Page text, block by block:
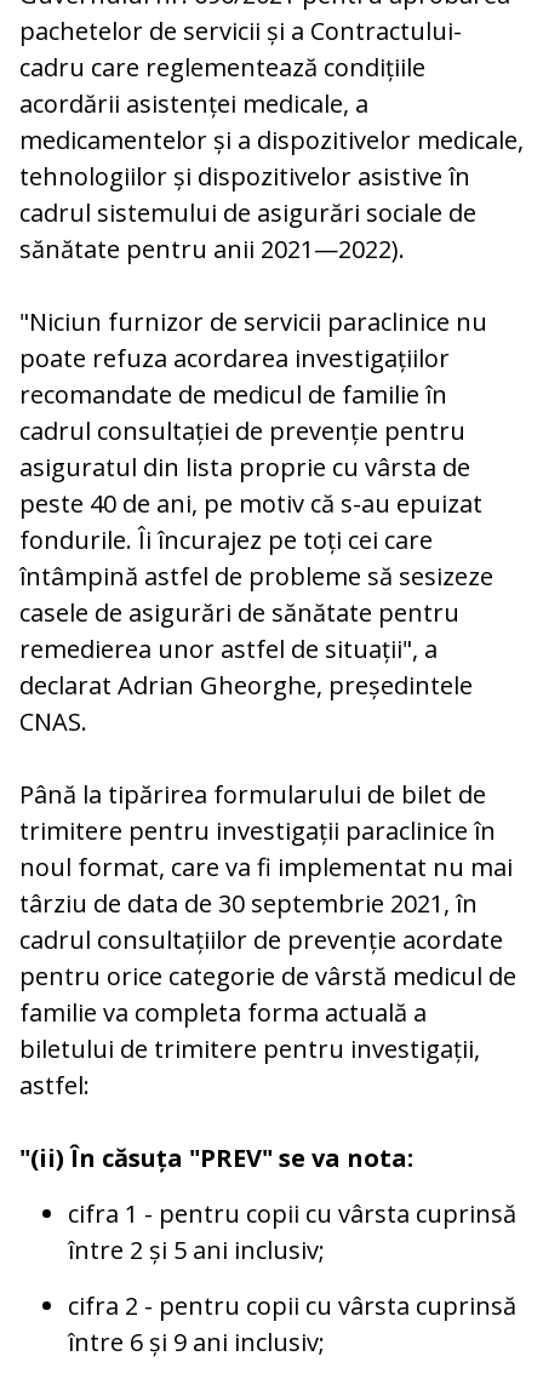
pachetelor de servicii și a Contractului-
cadru care reglementează condițiile
acordării asistenței medicale, a
medicamentelor și a dispozitivelor medicale,
tehnologiilor și dispozitivelor asistive în
cadrul sistemului de asigurări sociale de
sănătate pentru anii 2021—2022).
"Niciun furnizor de servicii paraclinice nu
poate refuza acordarea investigațiilor
recomandate de medicul de familie în
cadrul consultației de prevenție pentru
asiguratul din lista proprie cu vârsta de
peste 40 de ani, pe motiv că s-au epuizat
fondurile. Îi încurajez pe toți cei care
întâmpină astfel de probleme să sesizeze
casele de asigurări de sănătate pentru
remedierea unor astfel de situații", a
declarat Adrian Gheorghe, președintele
CNAS.
Până la tipărirea formularului de bilet de
trimitere pentru investigații paraclinice în
noul format, care va fi implementat nu mai
târziu de data de 30 septembrie 2021, în
cadrul consultațiilor de prevenție acordate
pentru orice categorie de vârstă medicul de
familie va completa forma actuală a
biletului de trimitere pentru investigații,
astfel:
"(ii) În căsuța "PREV" se va nota:
cifra 1 - pentru copii cu vârsta cuprinsă
între 2 și 5 ani inclusiv;
cifra 2 - pentru copii cu vârsta cuprinsă
între 6 și 9 ani inclusiv;